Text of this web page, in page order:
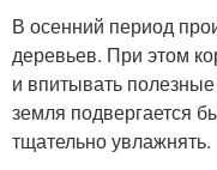
В осенний период
деревьев. При этом
и впитывать
земля подвергается
тщательно увлажнять.